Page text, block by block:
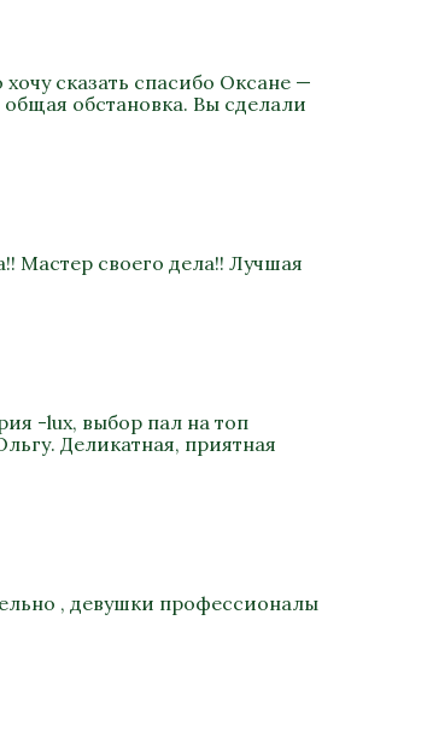
сказать спасибо Оксане —
обстановка. Вы сделали
Мастер своего дела!! Лучшая
-lux, выбор пал на топ
Деликатная, приятная
, девушки профессионалы